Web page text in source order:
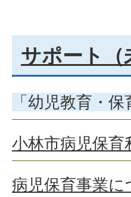
サポート（
「幼児教育・
小林市病児保
病児保育事業に